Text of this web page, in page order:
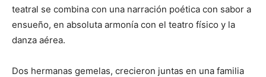
teatral se combina con una narración poética con sabor a
ensueño, en absoluta armonía con el teatro físico y la
danza aérea.
Dos hermanas gemelas, crecieron juntas en una familia